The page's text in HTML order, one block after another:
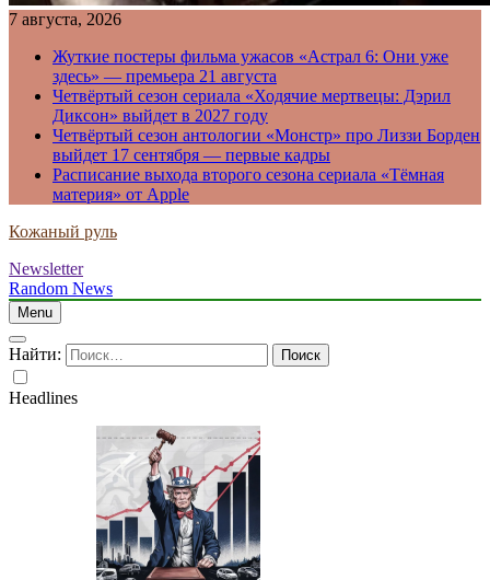
7 августа, 2026
Жуткие постеры фильма ужасов «Астрал 6: Они уже
здесь» — премьера 21 августа
Четвёртый сезон сериала «Ходячие мертвецы: Дэрил
Диксон» выйдет в 2027 году
Четвёртый сезон антологии «Монстр» про Лиззи Борден
выйдет 17 сентября — первые кадры
Расписание выхода второго сезона сериала «Тёмная
материя» от Apple
Кожаный руль
Newsletter
Random News
Menu
Найти:
Headlines